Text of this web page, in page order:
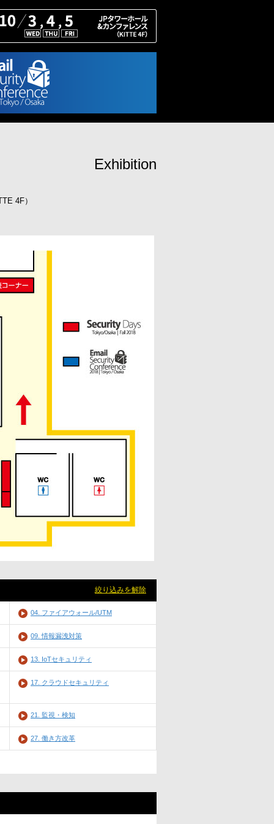
Exhibition
4F）
絞り込みを解除
04. ファイアウォール/UTM
09. 情報漏洩対策
13. IoTセキュリティ
17. クラウドセキュリティ
21. 監視・検知
27. 働き方改革